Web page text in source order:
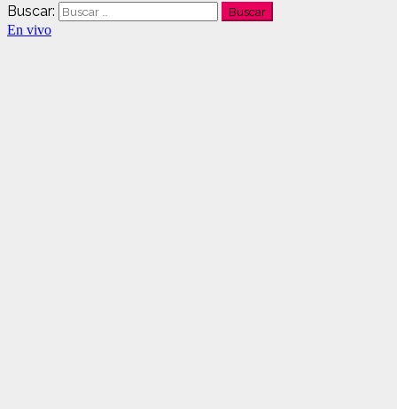
Buscar:
En vivo